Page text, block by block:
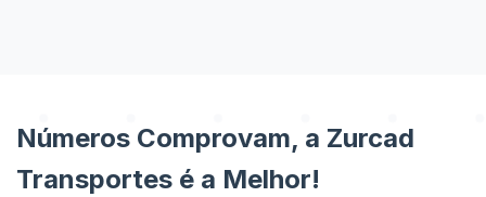
Números Comprovam, a Zurcad
Transportes é a Melhor!